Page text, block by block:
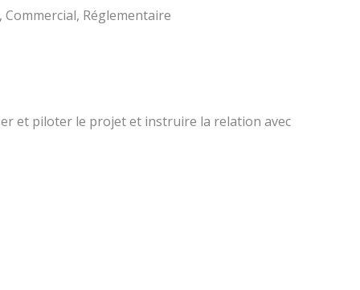
Réglementaire
et piloter le projet et instruire la relation avec